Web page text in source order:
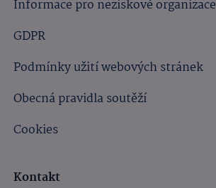
Informace pro neziskové organizace
GDPR
Podmínky užití webových stránek
Obecná pravidla soutěží
Cookies
Kontakt